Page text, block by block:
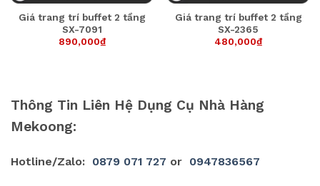
Giá trang trí buffet 2 tầng
SX-7091
890,000₫
Giá trang trí buffet 2 tầng
SX-2365
480,000₫
Thông Tin Liên Hệ Dụng Cụ Nhà Hàng
Mekoong:
Hotline/Zalo: 0879 071 727 or 0947836567